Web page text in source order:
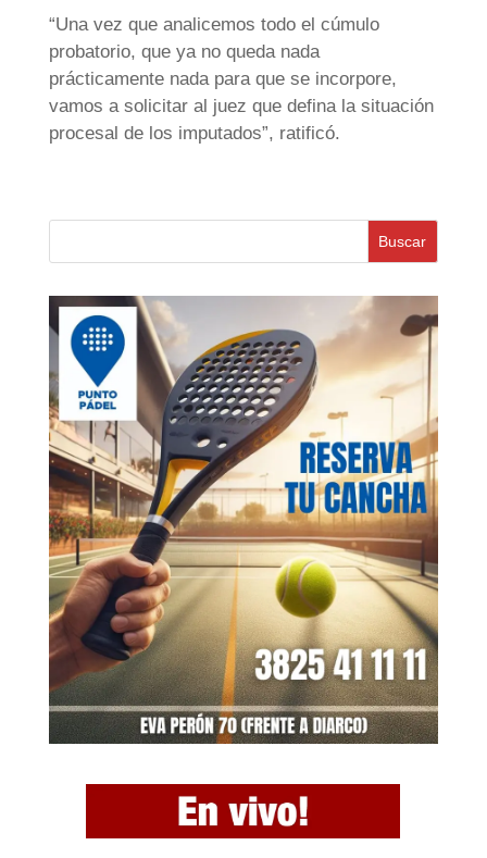
“Una vez que analicemos todo el cúmulo
probatorio, que ya no queda nada
prácticamente nada para que se incorpore,
vamos a solicitar al juez que defina la situación
procesal de los imputados”, ratificó.
Buscar